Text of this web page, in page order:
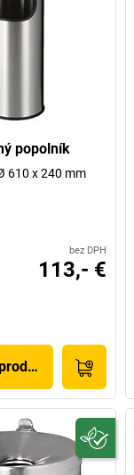
popolník
610 x 240 mm
bez DPH
113,- €